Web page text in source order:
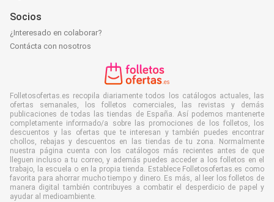
Socios
¿Interesado en colaborar?
Contácta con nosotros
Folletosofertas.es recopila diariamente todos los catálogos actuales, las
ofertas semanales, los folletos comerciales, las revistas y demás
publicaciones de todas las tiendas de España. Así podemos mantenerte
completamente informado/a sobre las promociones de los folletos, los
descuentos y las ofertas que te interesan y también puedes encontrar
chollos, rebajas y descuentos en las tiendas de tu zona. Normalmente
nuestra página cuenta con los catálogos más recientes antes de que
lleguen incluso a tu correo, y además puedes acceder a los folletos en el
trabajo, la escuela o en la propia tienda. Establece Folletosofertas.es como
favorita para ahorrar mucho tiempo y dinero. Es más, al leer los folletos de
manera digital también contribuyes a combatir el desperdicio de papel y
ayudar al medioambiente.